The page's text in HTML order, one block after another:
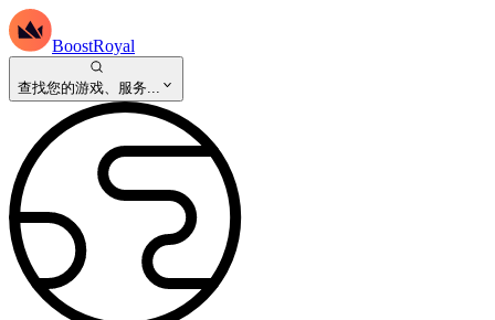
BoostRoyal
查找您的游戏、服务...